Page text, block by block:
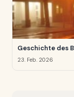
Geschichte des
23. Feb. 2026